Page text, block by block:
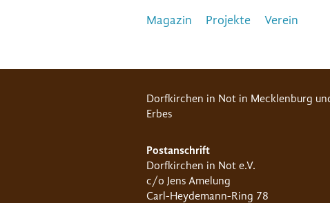
Magazin Projekte Verein
Dorfkirchen in Not in Mecklenburg
Erbes
Postanschrift
Dorfkirchen in Not e.V.
c/o Jens Amelung
Carl-Heydemann-Ring 78